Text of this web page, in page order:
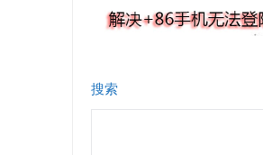
搜索